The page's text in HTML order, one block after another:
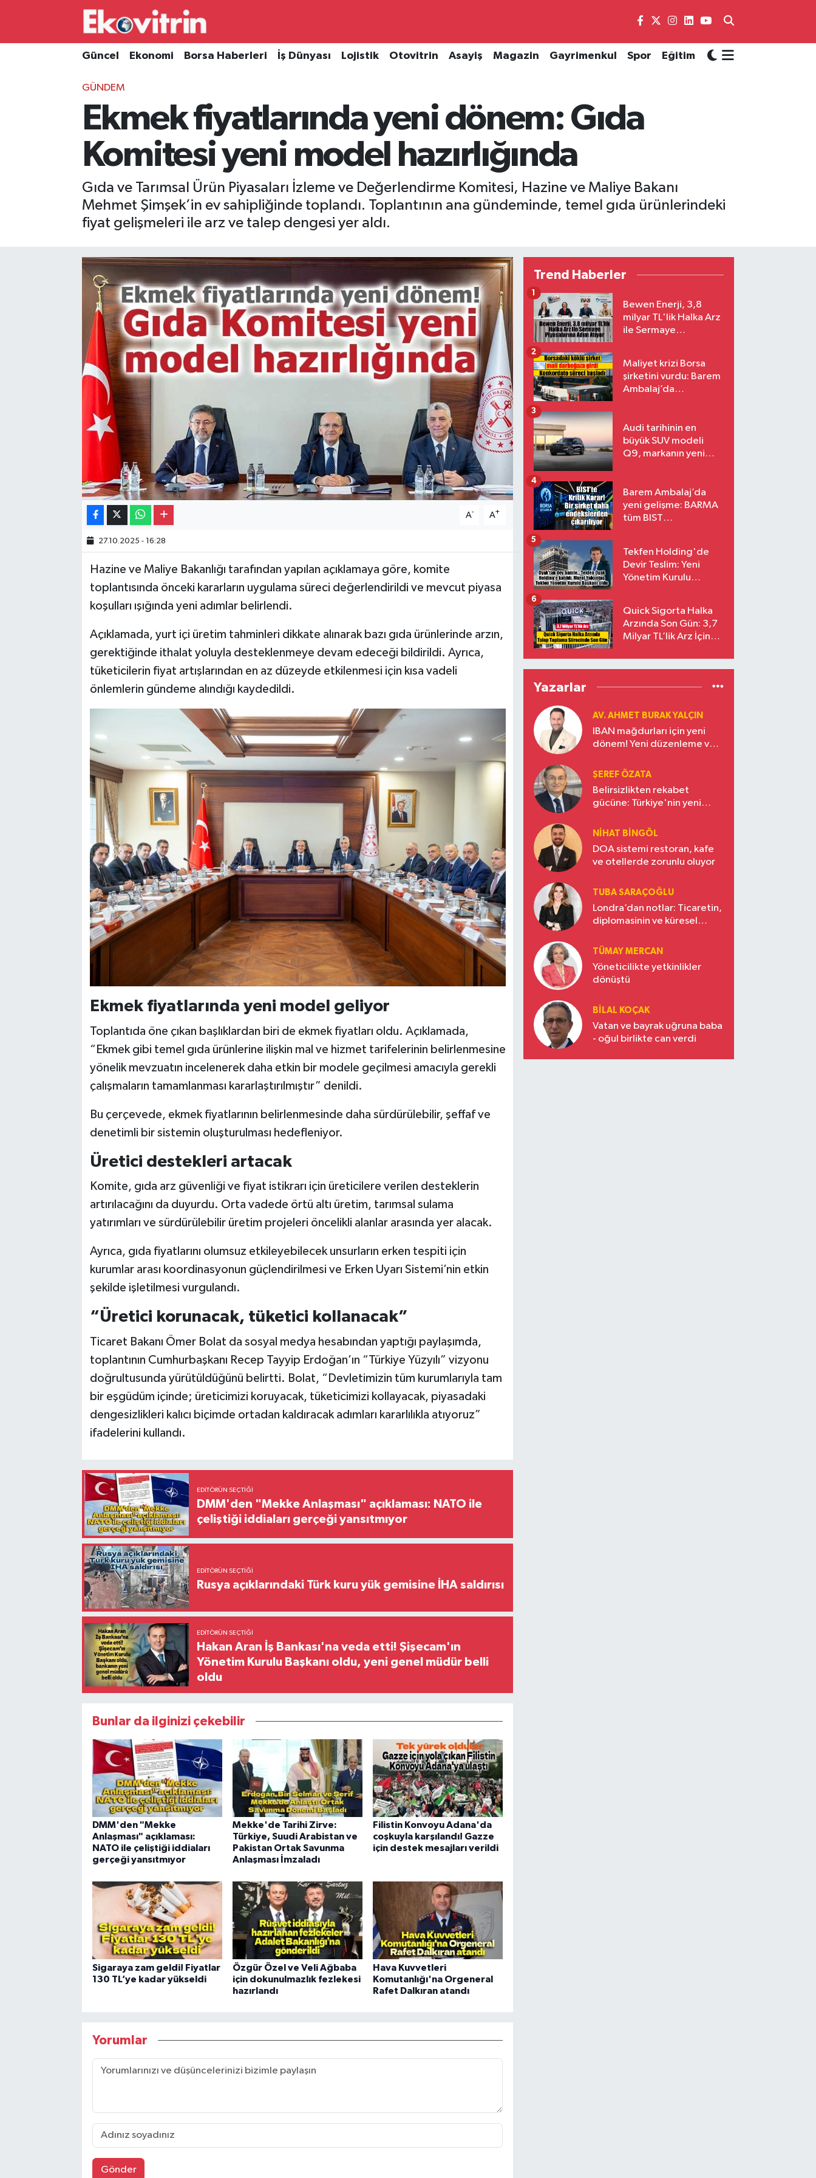
Güncel Ekonomi Borsa Haberleri İş Dünyası Lojistik Otovitrin Asayiş Magazin Gayrimenkul Spor Eğitim
GÜNDEM
Ekmek fiyatlarında yeni dönem: Gıda
Komitesi yeni model hazırlığında
Gıda ve Tarımsal Ürün Piyasaları İzleme ve Değerlendirme Komitesi, Hazine ve Maliye Bakanı
Mehmet Şimşek’in ev sahipliğinde toplandı. Toplantının ana gündeminde, temel gıda ürünlerindeki
fiyat gelişmeleri ile arz ve talep dengesi yer aldı.
A- A+
27.10.2025 - 16:28
Hazine ve Maliye Bakanlığı tarafından yapılan açıklamaya göre, komite
toplantısında önceki kararların uygulama süreci değerlendirildi ve mevcut piyasa
koşulları ışığında yeni adımlar belirlendi.
Açıklamada, yurt içi üretim tahminleri dikkate alınarak bazı gıda ürünlerinde arzın,
gerektiğinde ithalat yoluyla desteklenmeye devam edeceği bildirildi. Ayrıca,
tüketicilerin fiyat artışlarından en az düzeyde etkilenmesi için kısa vadeli
önlemlerin gündeme alındığı kaydedildi.
Ekmek fiyatlarında yeni model geliyor
Toplantıda öne çıkan başlıklardan biri de ekmek fiyatları oldu. Açıklamada,
“Ekmek gibi temel gıda ürünlerine ilişkin mal ve hizmet tarifelerinin belirlenmesine
yönelik mevzuatın incelenerek daha etkin bir modele geçilmesi amacıyla gerekli
çalışmaların tamamlanması kararlaştırılmıştır” denildi.
Bu çerçevede, ekmek fiyatlarının belirlenmesinde daha sürdürülebilir, şeffaf ve
denetimli bir sistemin oluşturulması hedefleniyor.
Üretici destekleri artacak
Komite, gıda arz güvenliği ve fiyat istikrarı için üreticilere verilen desteklerin
artırılacağını da duyurdu. Orta vadede örtü altı üretim, tarımsal sulama
yatırımları ve sürdürülebilir üretim projeleri öncelikli alanlar arasında yer alacak.
Ayrıca, gıda fiyatlarını olumsuz etkileyebilecek unsurların erken tespiti için
kurumlar arası koordinasyonun güçlendirilmesi ve Erken Uyarı Sistemi’nin etkin
şekilde işletilmesi vurgulandı.
“Üretici korunacak, tüketici kollanacak”
Ticaret Bakanı Ömer Bolat da sosyal medya hesabından yaptığı paylaşımda,
toplantının Cumhurbaşkanı Recep Tayyip Erdoğan’ın “Türkiye Yüzyılı” vizyonu
doğrultusunda yürütüldüğünü belirtti. Bolat, “Devletimizin tüm kurumlarıyla tam
bir eşgüdüm içinde; üreticimizi koruyacak, tüketicimizi kollayacak, piyasadaki
dengesizlikleri kalıcı biçimde ortadan kaldıracak adımları kararlılıkla atıyoruz”
ifadelerini kullandı.
EDITÖRÜN SEÇTIĞI
DMM'den "Mekke Anlaşması" açıklaması: NATO ile
çeliştiği iddiaları gerçeği yansıtmıyor
EDITÖRÜN SEÇTIĞI
Rusya açıklarındaki Türk kuru yük gemisine İHA saldırısı
EDITÖRÜN SEÇTIĞI
Hakan Aran İş Bankası'na veda etti! Şişecam'ın
Yönetim Kurulu Başkanı oldu, yeni genel müdür belli
oldu
Bunlar da ilginizi çekebilir
DMM'den "Mekke
Anlaşması" açıklaması:
NATO ile çeliştiği iddiaları
gerçeği yansıtmıyor
Mekke'de Tarihi Zirve:
Türkiye, Suudi Arabistan ve
Pakistan Ortak Savunma
Anlaşması İmzaladı
Filistin Konvoyu Adana'da
coşkuyla karşılandı! Gazze
için destek mesajları verildi
Sigaraya zam geldi! Fiyatlar
130 TL’ye kadar yükseldi
Özgür Özel ve Veli Ağbaba
için dokunulmazlık fezlekesi
hazırlandı
Hava Kuvvetleri
Komutanlığı'na Orgeneral
Rafet Dalkıran atandı
Yorumlar
Gönder
Trend Haberler
Bewen Enerji, 3,8
milyar TL'lik Halka Arz
ile Sermaye
1
Maliyet krizi Borsa
şirketini vurdu: Barem
Ambalaj’da
2
Audi tarihinin en
büyük SUV modeli
Q9, markanın yeni
3
Barem Ambalaj’da
yeni gelişme: BARMA
tüm BIST
4
Tekfen Holding'de
Devir Teslim: Yeni
Yönetim Kurulu
5
Quick Sigorta Halka
Arzında Son Gün: 3,7
Milyar TL’lik Arz İçin
Eriyor
6
Yazarlar
AV. AHMET BURAK YALÇIN
IBAN mağdurları için yeni
dönem! Yeni düzenleme ve
ŞEREF ÖZATA
Belirsizlikten rekabet
gücüne: Türkiye'nin yeni
NIHAT BINGÖL
DOA sistemi restoran, kafe
ve otellerde zorunlu oluyor
TUBA SARAÇOĞLU
Londra’dan notlar: Ticaretin,
diplomasinin ve küresel
Türkiye’nin yükselen gücü
TÜMAY MERCAN
Yöneticilikte yetkinlikler
dönüştü
BILAL KOÇAK
Vatan ve bayrak uğruna baba
- oğul birlikte can verdi
Güncel
Borsa Haberleri
Hava Durumu
Süper Lig Puan Durumu ve Fikstür
Tüm Manşetler
Son Dakika Haberleri
Haber Arşivi